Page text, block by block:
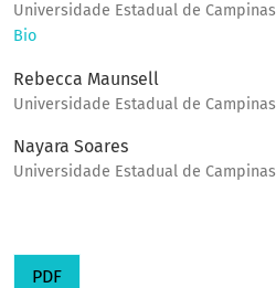
Universidade Estadual de Campinas
Bio
Rebecca Maunsell
Universidade Estadual de Campinas
Nayara Soares
Universidade Estadual de Campinas
PDF